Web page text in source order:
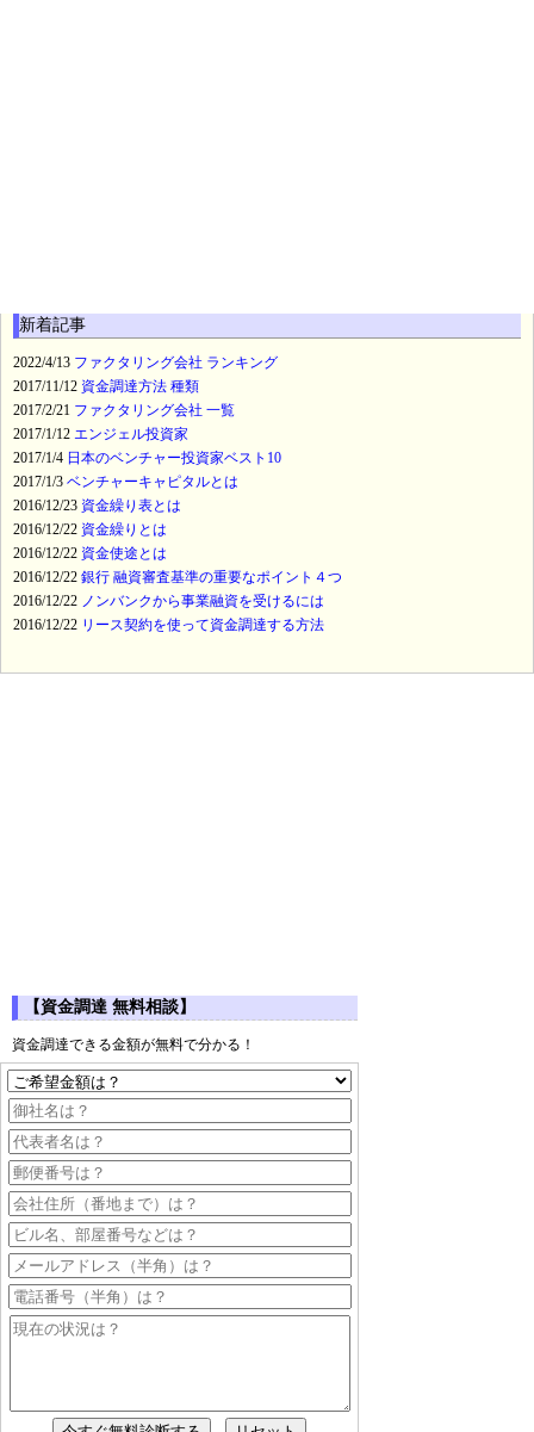
新着記事
2022/4/13 ファクタリング会社 ランキング
2017/11/12 資金調達方法 種類
2017/2/21 ファクタリング会社 一覧
2017/1/12 エンジェル投資家
2017/1/4 日本のベンチャー投資家ベスト10
2017/1/3 ベンチャーキャピタルとは
2016/12/23 資金繰り表とは
2016/12/22 資金繰りとは
2016/12/22 資金使途とは
2016/12/22 銀行 融資審査基準の重要なポイント４つ
2016/12/22 ノンバンクから事業融資を受けるには
2016/12/22 リース契約を使って資金調達する方法
【資金調達 無料相談】
資金調達できる金額が無料で分かる！